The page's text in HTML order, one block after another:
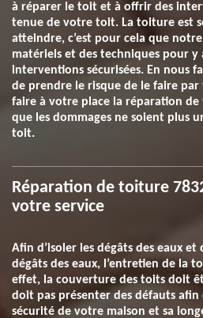
à réparer le toit et à offrir des
tenue de votre toit. La toiture est
atteindre, c’est pour cela que
matériels et des techniques pour y
interventions sécurisées. En nous
de prendre le risque de le faire par
faire à votre place la réparation
que les dommages ne soient plus
toit.
Réparation de toiture
votre service
Afin d’isoler les dégâts des eaux
dégâts des eaux, l’entretien de la
effet, la couverture des toits doit
doit pas présenter des défauts afin
sécurité de votre maison et sa